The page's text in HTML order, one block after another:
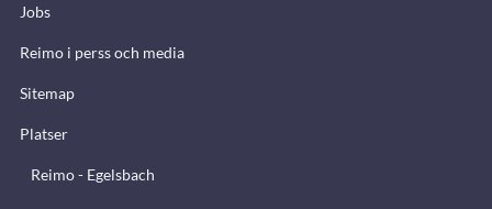
Jobs
Reimo i perss och media
Sitemap
Platser
Reimo - Egelsbach